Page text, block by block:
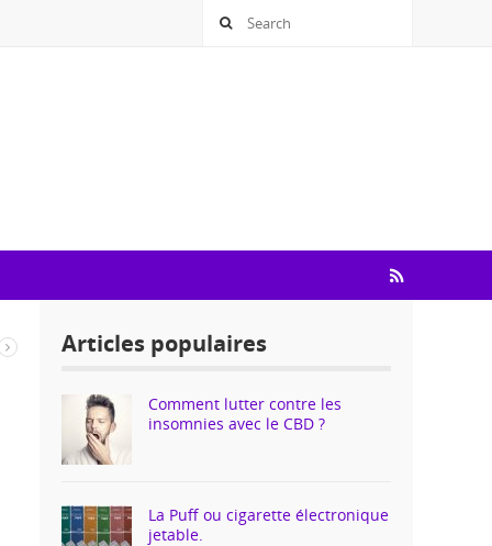
Articles populaires
Comment lutter contre les
insomnies avec le CBD ?
La Puff ou cigarette électronique
jetable.